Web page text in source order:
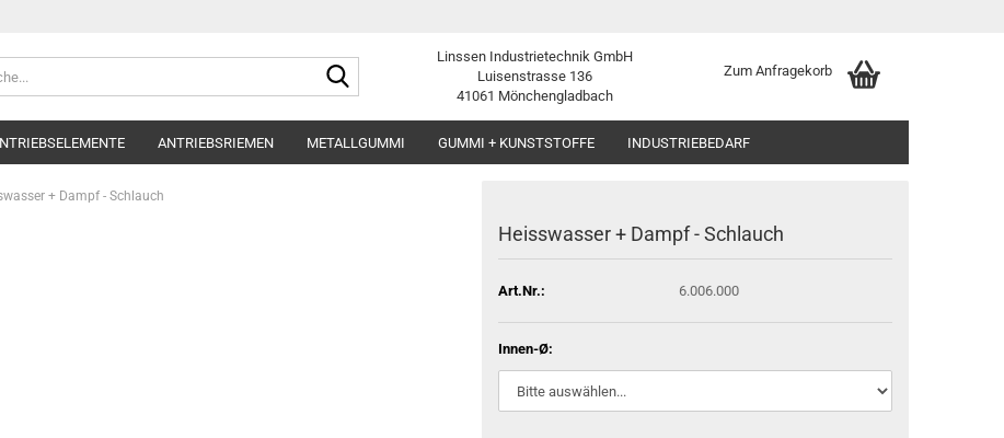
Linssen Industrietechnik GmbH
Luisenstrasse 136
41061 Mönchengladbach
Zum Anfragekorb
ANTRIEBSRIEMEN METALLGUMMI GUMMI + KUNSTSTOFFE INDUSTRIEBEDARF
+ Dampf - Schlauch
Heisswasser + Dampf - Schlauch
Art.Nr.: 6.006.000
Innen-Ø: